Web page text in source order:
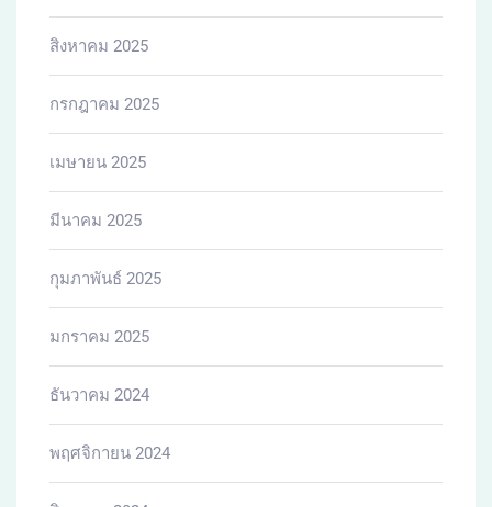
สิงหาคม 2025
กรกฎาคม 2025
เมษายน 2025
มีนาคม 2025
กุมภาพันธ์ 2025
มกราคม 2025
ธันวาคม 2024
พฤศจิกายน 2024